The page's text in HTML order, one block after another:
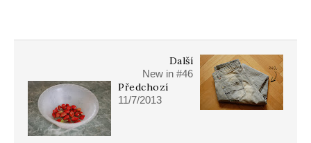
Další
New in #46
Předchozí
11/7/2013